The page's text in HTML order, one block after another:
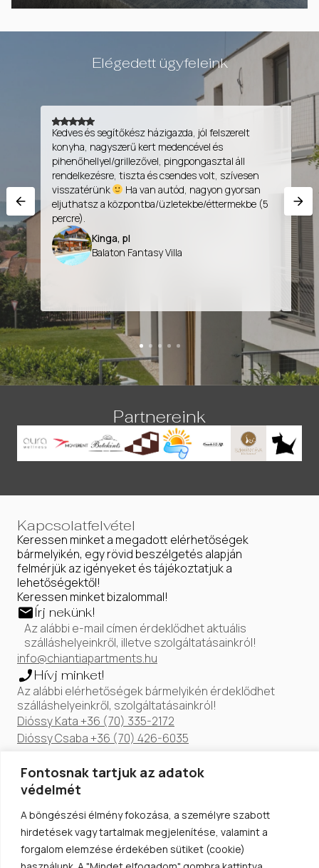
Fontosnak tartjuk az adatok
védelmét
A böngészési élmény fokozása, a személyre szabott
hirdetések vagy tartalmak megjelenítése, valamint a
forgalom elemzése érdekében sütiket (cookie)
Elégedett ügyfeleink
Kedves és segítőkész házigazda, jól felszerelt
konyha, nagyszerű kert medencével és
pihenőhellyel/grillezővel, pingpongasztal áll
rendelkezésre, tiszta és csendes volt, szívesen
visszatérünk
Ha van autód, nagyon gyorsan
eljuthatsz a központba/üzletekbe/éttermekbe (5
percre).
Kinga, pl
Balaton Fantasy Villa
Jó
Partnereink
Kapcsolatfelvétel
Keressen minket a megadott elérhetőségek
bármelyikén, egy rövid beszélgetés alapján
felmérjük az igényeket és tájékoztatjuk a
lehetőségektől!
Keressen minket bizalommal!
Írj nekünk!
Az alábbi e-mail címen érdeklődhet aktuális
szálláshelyeinkről, illetve szolgáltatásainkról!
info@chiantiapartments.hu
Hívj minket!
Az alábbi elérhetőségek bármelyikén érdeklődhet
szálláshelyeinkről, szolgáltatásainkról!
Dióssy Kata +36 (70) 335-2172
Dióssy Csaba +36 (70) 426-6035
Szálláshelyeink